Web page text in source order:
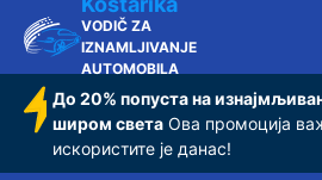
VODIČ ZA
IZNAMLJIVANJE
AUTOMOBILA
До 20% попуста на
широм света Ова промоција
искористите је данас!